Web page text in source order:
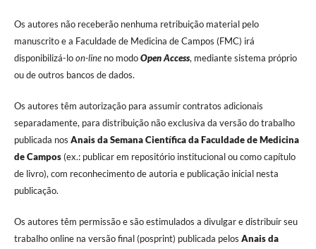
Os autores não receberão nenhuma retribuição material pelo
manuscrito e a Faculdade de Medicina de Campos (FMC) irá
disponibilizá-loon-lineno modoOpen Access, mediante sistema próprio
ou de outros bancos de dados.
Os autores têm autorização para assumir contratos adicionais
separadamente, para distribuição não exclusiva da versão do trabalho
publicada nos Anais da Semana Científica da Faculdade de Medicina
de Campos(ex.: publicar em repositório institucional ou como capítulo
de livro), com reconhecimento de autoria e publicação inicial nesta
publicação.
Os autores têm permissão e são estimulados a divulgar e distribuir seu
trabalho online na versão final (posprint) publicada pelos Anais da